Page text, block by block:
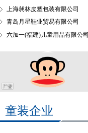
上海昶林皮塑包装有限公司
青岛月星鞋业贸易有限公司
童装企业